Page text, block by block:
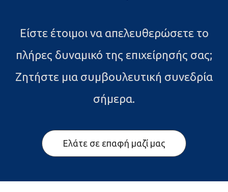
Είστε έτοιμοι να απελευθερώσετε το
πλήρες δυναμικό της επιχείρησής σας;
Ζητήστε μια συμβουλευτική συνεδρία
σήμερα.
Ελάτε σε επαφή μαζί μας